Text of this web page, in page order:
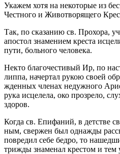
Ука­жем хотя на неко­то­рые из
Чест­но­го и Жи­во­тво­ря­ще­го
Так, по ска­за­нию св. Про­хо­ра,
апо­стол зна­ме­ни­ем кре­ста
пути, боль­но­го че­ло­ве­ка.
Некто бла­го­че­сти­вый Ир, по
лип­па, на­чер­тал рукою своей
жден­ных чле­нах недуж­но­го
рука ис­це­ле­ла, око про­зре­ло,
здо­ров.
Когда св. Епи­фа­ний, в дет­стве
ным, свер­жен был од­на­ж­ды
по­вре­дил себе бедро, то
три­жды зна­ме­нал кре­стом и тем